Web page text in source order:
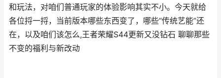
和玩法，对咱们普通玩家的体验影响其实不小。今天就给
各位捋一捋，当前版本哪些东西变了，哪些“传统艺能”还
在，以及咱们该怎么,王者荣耀S44更新又没钻石 聊聊那些
不变的福利与新改动